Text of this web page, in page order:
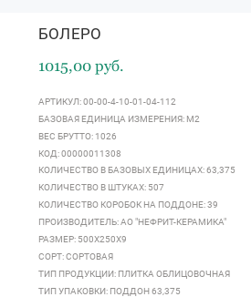
БОЛЕРО
1015,00 руб.
АРТИКУЛ: 00-00-4-10-01-04-112
БАЗОВАЯ ЕДИНИЦА ИЗМЕРЕНИЯ: М2
ВЕС БРУТТО: 1026
КОД: 00000011308
КОЛИЧЕСТВО В БАЗОВЫХ ЕДИНИЦАХ: 63,375
КОЛИЧЕСТВО В ШТУКАХ: 507
КОЛИЧЕСТВО КОРОБОК НА ПОДДОНЕ: 39
ПРОИЗВОДИТЕЛЬ: АО "НЕФРИТ-КЕРАМИКА"
РАЗМЕР: 500Х250Х9
СОРТ: СОРТОВАЯ
ТИП ПРОДУКЦИИ: ПЛИТКА ОБЛИЦОВОЧНАЯ
ТИП УПАКОВКИ: ПОДДОН 63,375